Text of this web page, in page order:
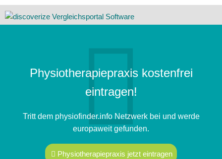
Physiotherapiepraxis kostenfrei
eintragen!
Tritt dem physiofinder.info Netzwerk bei und werde
europaweit gefunden.
Physiotherapiepraxis jetzt eintragen